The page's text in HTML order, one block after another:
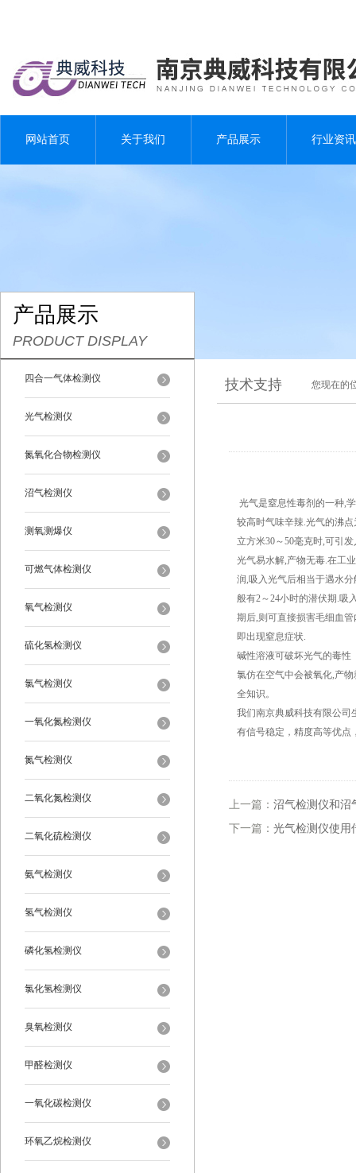
网站首页 关于我们 产品展示 行业资讯
产品展示
PRODUCT DISPLAY
四合一气体检测仪
光气检测仪
氮氧化合物检测仪
沼气检测仪
测氧测爆仪
可燃气体检测仪
氧气检测仪
硫化氢检测仪
氯气检测仪
一氧化氮检测仪
氮气检测仪
二氧化氮检测仪
二氧化硫检测仪
氨气检测仪
氢气检测仪
磷化氢检测仪
氯化氢检测仪
臭氧检测仪
甲醛检测仪
一氧化碳检测仪
环氧乙烷检测仪
技术支持 您现在的
光气是窒息性毒剂的一种,
较高时气味辛辣.光气的沸
立方米30～50毫克时,可引
光气易水解,产物无毒.在工
润,吸入光气后相当于遇水
般有2～24小时的潜伏期.吸
期后,则可直接损害毛细血
即出现窒息症状.
碱性溶液可破坏光气的毒性
氯仿在空气中会被氧化,产
全知识。
我们南京典威科技有限公司
有信号稳定，精度高等优点
上一篇： 沼气检测仪和沼
下一篇： 光气检测仪使用